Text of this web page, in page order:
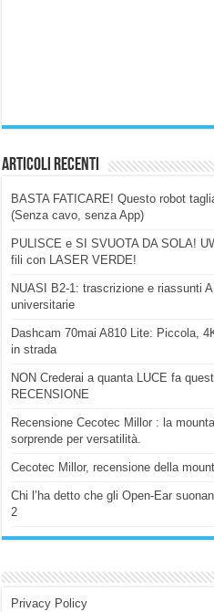
Articoli Recenti
BASTA FATICARE! Questo robot
(Senza cavo, senza App)
PULISCE e SI SVUOTA DA SOLA!
fili con LASER VERDE!
NUASI B2-1: trascrizione e riassunti
universitarie
Dashcam 70mai A810 Lite: Piccola,
in strada
NON Crederai a quanta LUCE fa
RECENSIONE
Recensione Cecotec Millor : la
sorprende per versatilità.
Cecotec Millor, recensione della
Chi l’ha detto che gli Open-Ear
2
Privacy Policy